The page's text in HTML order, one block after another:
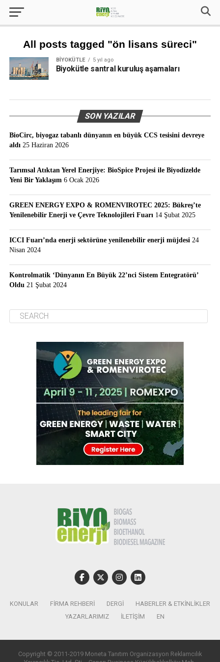
All posts tagged "ön lisans süreci"
BIYOKÜTLE 5 yıl ago
Biyokütle santral kuruluş aşamaları
SON YAZILAR
BioCirc, biyogaz tabanlı dünyanın en büyük CCS tesisini devreye
aldı 25 Haziran 2026
Tarımsal Atıktan Yerel Enerjiye: BioSpice Projesi ile Biyodizelde
Yeni Bir Yaklaşım 6 Ocak 2026
GREEN ENERGY EXPO & ROMENVIROTEC 2025: Bükreş’te
Yenilenebilir Enerji ve Çevre Teknolojileri Fuarı 14 Şubat 2025
ICCI Fuarı’nda enerji sektörüne yenilenebilir enerji müjdesi 24
Nisan 2024
Kontrolmatik ‘Dünyanın En Büyük 22’nci Sistem Entegratörü’
Oldu 21 Şubat 2024
KONULAR FIRMA REHBERI DERGI
HABERLER & ETKINLIKLER
YAZARLARIMIZ
İLETIŞIM EN
Copyright © 2011-2019 Moneta Tanıtım Organizasyon Reklamcılık